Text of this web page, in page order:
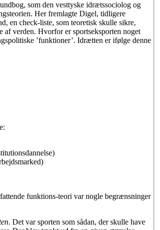
som den vesttyske idrætssociolog og
Her fremlagte Digel, tidligere
en check-liste, som teoretisk skulle sikre,
verden. Hvorfor er sportseksporten noget
’funktioner’. Idrætten er ifølge denne
funktions-teori var nogle begrænsninger
. Det var sporten som sådan, der skulle have